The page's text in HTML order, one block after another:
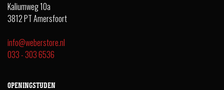
Kaliumweg 10a
3812 PT Amersfoort
info@weberstore.nl
033 - 303 6536
OPENINGSTIJDEN